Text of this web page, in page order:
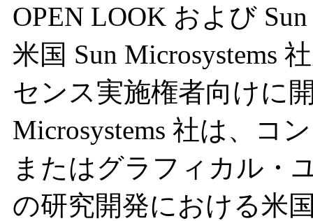
OPEN LOOK および
米国 Sun Microsystems
センス実施権者向けに
Microsystems 社は、コ
またはグラフィカル・
の研究開発における米